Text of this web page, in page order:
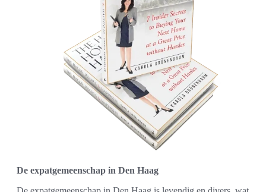
De expatgemeenschap in Den Haag